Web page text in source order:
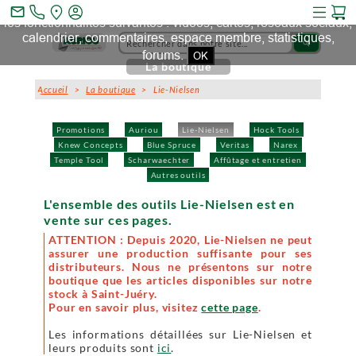
search
Promotions Auriou Lie-Nielsen
Hock Tools
Knew Concepts
Blue Spruce Veritas
Narex
Temple Tool
Scharwaechter
Affûtage et entretien
Autres outils
La boutique
Accueil >La boutique > Lie-Nielsen
L'ensemble des outils Lie-Nielsen est en
vente sur ces pages.
ATTENTION : Depuis 2020, Lie-Nielsen ne peut
assurer une production suffisante pour ses
distributeurs. Nous ne présentons sur notre
boutique que les articles disponibles sur notre
stock à Saint-Juéry.
Pour en savoir plus, visitezcette page.
Les informations détaillées sur Lie-Nielsen et
leurs produits sont ici.
mail_outline
Ce site et des sites tiers qu'il utilise collectent des cookies pour
les fonctionnalités suivantes : vidéos, cartes, réseaux sociaux,
calendrier, commentaires, espace membre, statistiques,
forums. OK